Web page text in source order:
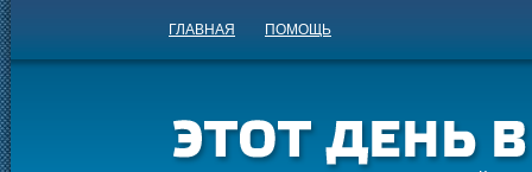
ГЛАВНАЯ ПОМОЩЬ